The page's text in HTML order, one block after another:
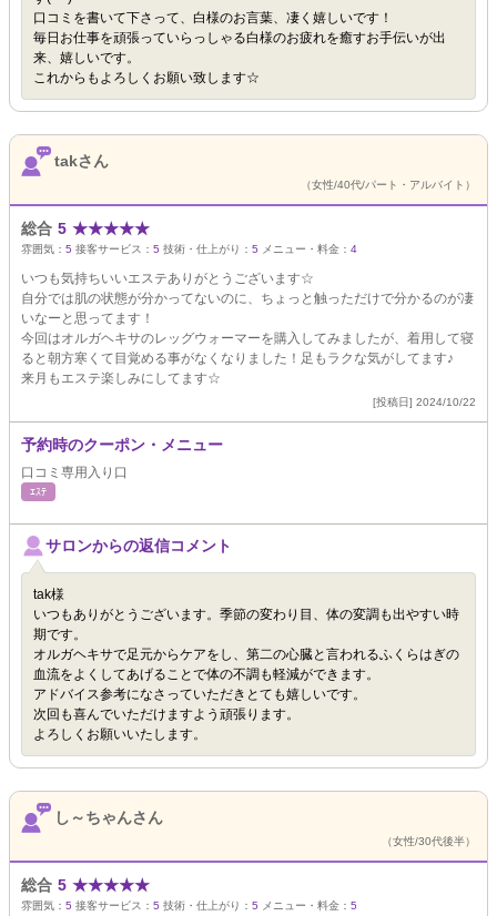
口コミを書いて下さって、白様のお言葉、凄く嬉しいです！
毎日お仕事を頑張っていらっしゃる白様のお疲れを癒すお手伝いが出
来、嬉しいです。
これからもよろしくお願い致します☆
takさん
（女性/40代/パート・アルバイト）
総合 5 ★★★★★
雰囲気： 5 接客サービス： 5 技術・仕上がり： 5 メニュー・料金： 4
いつも気持ちいいエステありがとうございます☆
自分では肌の状態が分かってないのに、ちょっと触っただけで分かるのが凄
いなーと思ってます！
今回はオルガヘキサのレッグウォーマーを購入してみましたが、着用して寝
ると朝方寒くて目覚める事がなくなりました！足もラクな気がしてます♪
来月もエステ楽しみにしてます☆
[投稿日] 2024/10/22
予約時のクーポン・メニュー
口コミ専用入り口
ｴｽﾃ
サロンからの返信コメント
tak様
いつもありがとうございます。季節の変わり目、体の変調も出やすい時
期です。
オルガヘキサで足元からケアをし、第二の心臓と言われるふくらはぎの
血流をよくしてあげることで体の不調も軽減ができます。
アドバイス参考になさっていただきとても嬉しいです。
次回も喜んでいただけますよう頑張ります。
よろしくお願いいたします。
し～ちゃんさん
（女性/30代後半）
総合 5 ★★★★★
雰囲気： 5 接客サービス： 5 技術・仕上がり： 5 メニュー・料金： 5